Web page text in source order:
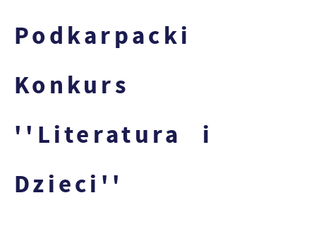
Podkarpacki
Konkurs
''Literatura i
Dzieci''